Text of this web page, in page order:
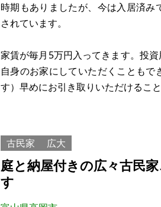
時期もありましたが、今は入居済
されています。
家賃が毎月5万円入ってきます。投
自身のお家にしていただくことも
す）早めにお引き取りいただけること
5万円 × 12ヶ月 ＝ 600,000円（年間家
600,000円 ÷390万円 × 100 ＝ 約15.3%
評価額
古民家 広大
庭と納屋付きの広々古民
す